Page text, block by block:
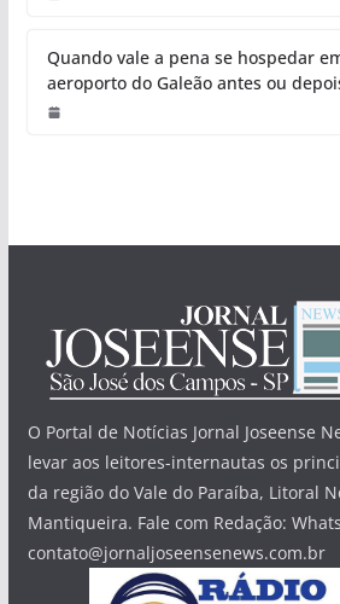
Quando vale a pena se hospedar
aeroporto do Galeão antes ou
O Portal de Notícias Jornal Joseense
levar aos leitores-internautas os
da região do Vale do Paraíba, Litoral
Mantiqueira. Fale com Redação:
contato@jornaljoseensenews.com.br